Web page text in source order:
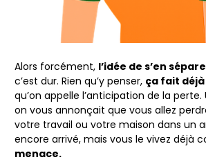
Alors forcément, l’idée de s’en
c’est dur. Rien qu’y penser, ça fait
qu’on appelle l’anticipation de la
on vous annonçait que vous allez
votre travail ou votre maison dans un
encore arrivé, mais vous le vivez déjà
menace.